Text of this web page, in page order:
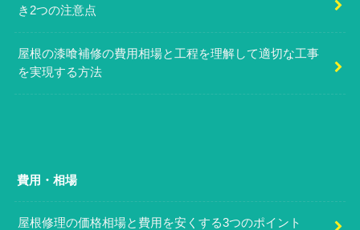
き2つの注意点
屋根の漆喰補修の費用相場と工程を理解して適切な工事
を実現する方法
費用・相場
屋根修理の価格相場と費用を安くする3つのポイント